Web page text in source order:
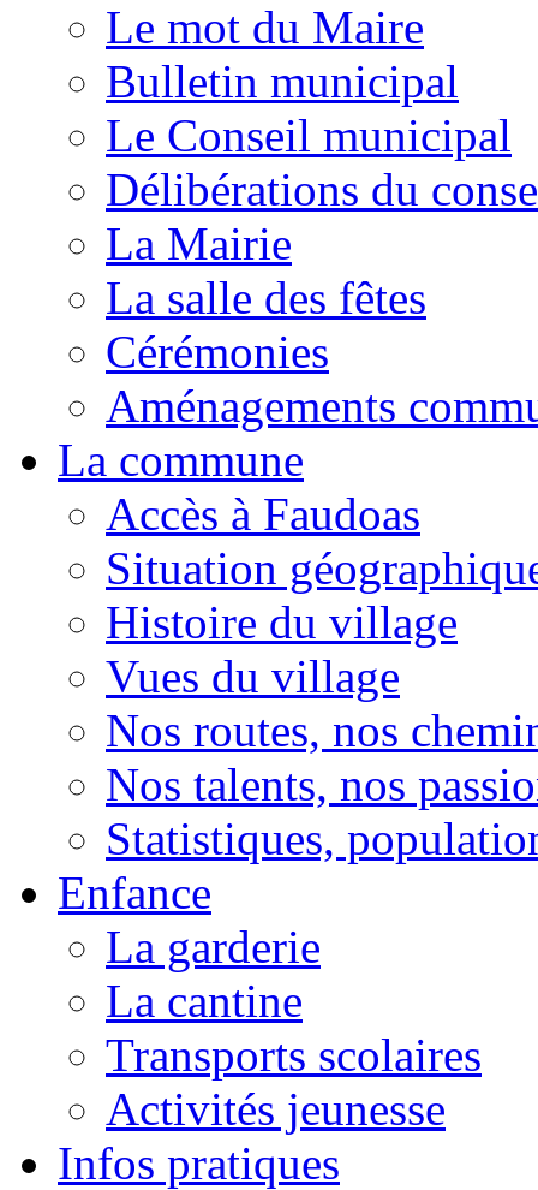
Le mot du Maire
Bulletin municipal
Le Conseil municipal
Délibérations du
La Mairie
La salle des fêtes
Cérémonies
Aménagements
La commune
Accès à Faudoas
Situation
Histoire du village
Vues du village
Nos routes, nos
Nos talents, nos
Statistiques,
Enfance
La garderie
La cantine
Transports scolaires
Activités jeunesse
Infos pratiques